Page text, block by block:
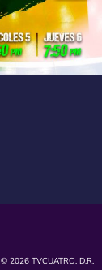
© 2026 TVCUATRO. D.R.